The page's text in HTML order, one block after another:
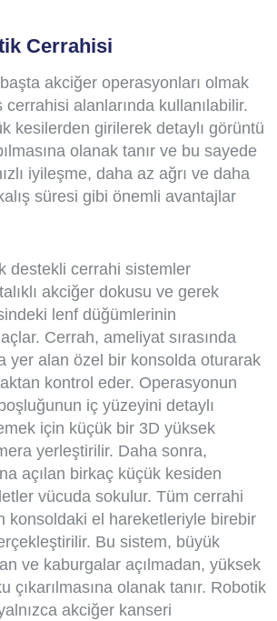
Cerrahisi
akciğer operasyonları olmak
alanlarında kullanılabilir.
kesilerden girilerek detaylı görüntü
olanak tanır ve bu sayede
iyileşme, daha az ağrı ve daha
süresi gibi önemli avantajlar
destekli cerrahi sistemler
akciğer dokusu ve gerek
lenf düğümlerinin
Cerrah, ameliyat sırasında
yer alan özel bir konsolda oturarak
kontrol eder. Operasyonun
iç yüzeyini detaylı
için küçük bir 3D yüksek
yerleştirilir. Daha sonra,
açılan birkaç küçük kesiden
vücuda sokulur. Tüm cerrahi
konsoldaki el hareketleriyle birebir
Bu sistem, büyük
ve kaburgalar açılmadan, yüksek
çıkarılmasına olanak tanır. Robotik
akciğer kanseri